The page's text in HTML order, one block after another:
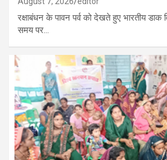
रक्षाबंधन के पावन पर्व को देखते हुए भारतीय डाक
समय पर…